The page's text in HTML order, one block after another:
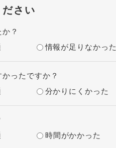
さい
？
情報が足りなかった
ったですか？
分かりにくかった
時間がかかった